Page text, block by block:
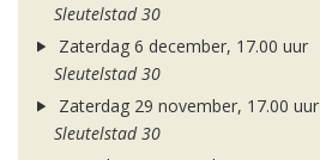
Sleutelstad 30
Zaterdag 6 december, 17.00 uur
Sleutelstad 30
Zaterdag 29 november, 17.00 uur
Sleutelstad 30